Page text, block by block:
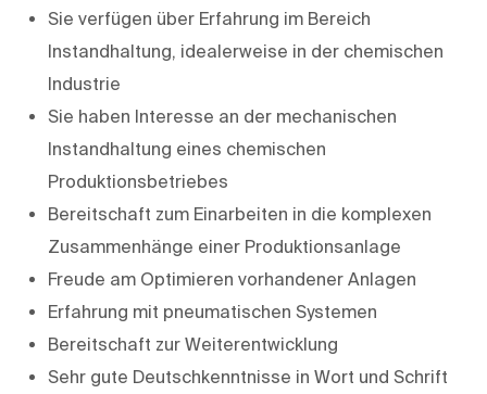
Sie verfügen über Erfahrung im Bereich
Instandhaltung, idealerweise in der chemischen
Industrie
Sie haben Interesse an der mechanischen
Instandhaltung eines chemischen
Produktionsbetriebes
Bereitschaft zum Einarbeiten in die komplexen
Zusammenhänge einer Produktionsanlage
Freude am Optimieren vorhandener Anlagen
Erfahrung mit pneumatischen Systemen
Bereitschaft zur Weiterentwicklung
Sehr gute Deutschkenntnisse in Wort und Schrift